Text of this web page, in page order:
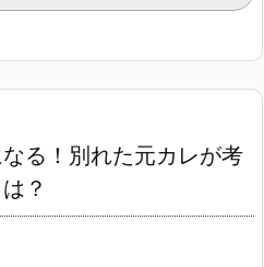
る！別れた元カレが考
？